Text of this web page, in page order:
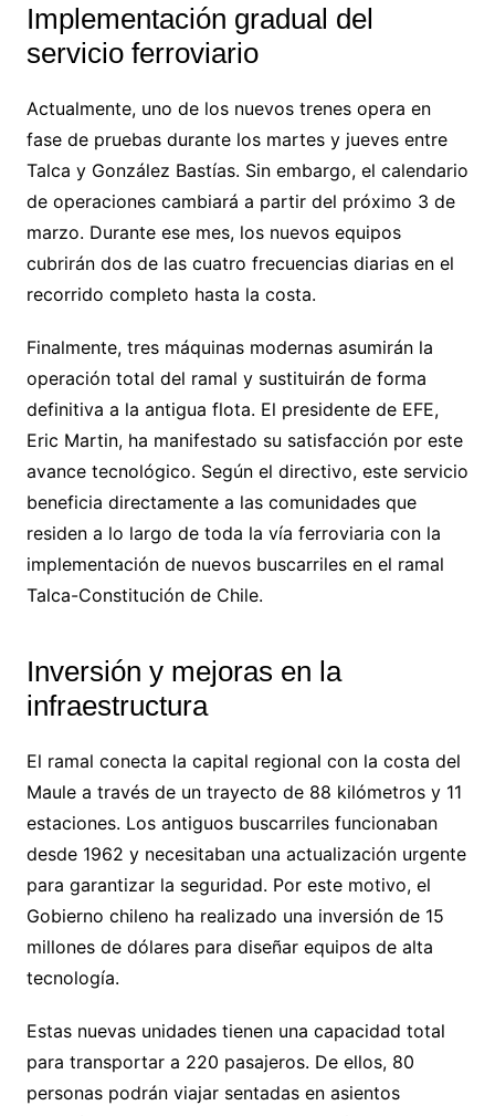
Implementación gradual del
servicio ferroviario
Actualmente, uno de los nuevos trenes opera en
fase de pruebas durante los martes y jueves entre
Talca y González Bastías. Sin embargo, el calendario
de operaciones cambiará a partir del próximo 3 de
marzo. Durante ese mes, los nuevos equipos
cubrirán dos de las cuatro frecuencias diarias en el
recorrido completo hasta la costa.
Finalmente, tres máquinas modernas asumirán la
operación total del ramal y sustituirán de forma
definitiva a la antigua flota. El presidente de EFE,
Eric Martin, ha manifestado su satisfacción por este
avance tecnológico. Según el directivo, este servicio
beneficia directamente a las comunidades que
residen a lo largo de toda la vía ferroviaria con la
implementación de nuevos buscarriles en el ramal
Talca-Constitución de Chile.
Inversión y mejoras en la
infraestructura
El ramal conecta la capital regional con la costa del
Maule a través de un trayecto de 88 kilómetros y 11
estaciones. Los antiguos buscarriles funcionaban
desde 1962 y necesitaban una actualización urgente
para garantizar la seguridad. Por este motivo, el
Gobierno chileno ha realizado una inversión de 15
millones de dólares para diseñar equipos de alta
tecnología.
Estas nuevas unidades tienen una capacidad total
para transportar a 220 pasajeros. De ellos, 80
personas podrán viajar sentadas en asientos